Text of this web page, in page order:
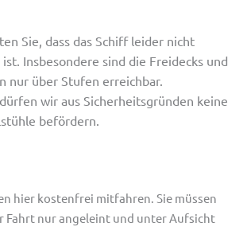
Sie, dass das Schiff leider nicht
Insbesondere sind die Freidecks und
nur über Stufen erreichbar.
wir aus Sicherheitsgründen keine
befördern.
hier kostenfrei mitfahren. Sie müssen
Fahrt nur angeleint und unter Aufsicht